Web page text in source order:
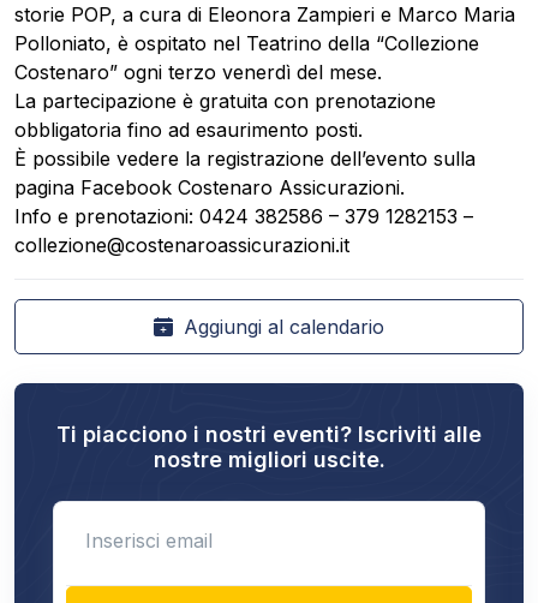
storie POP, a cura di Eleonora Zampieri e Marco Maria
Polloniato, è ospitato nel Teatrino della “Collezione
Costenaro” ogni terzo venerdì del mese.
La partecipazione è gratuita con prenotazione
obbligatoria fino ad esaurimento posti.
È possibile vedere la registrazione dell’evento sulla
pagina Facebook Costenaro Assicurazioni.
Info e prenotazioni: 0424 382586 – 379 1282153 –
collezione@costenaroassicurazioni.it
Aggiungi al calendario
Ti piacciono i nostri eventi? Iscriviti alle
nostre migliori uscite.